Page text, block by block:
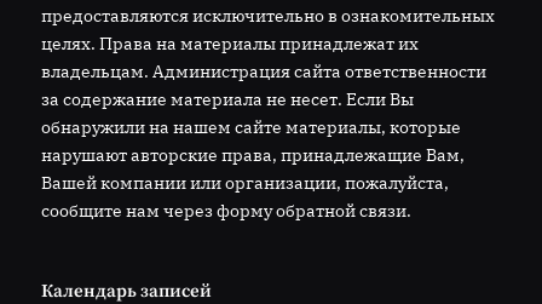
предоставляются исключительно в ознакомительных
целях. Права на материалы принадлежат их
владельцам. Администрация сайта ответственности
за содержание материала не несет. Если Вы
обнаружили на нашем сайте материалы, которые
нарушают авторские права, принадлежащие Вам,
Вашей компании или организации, пожалуйста,
сообщите нам через форму обратной связи.
Календарь записей